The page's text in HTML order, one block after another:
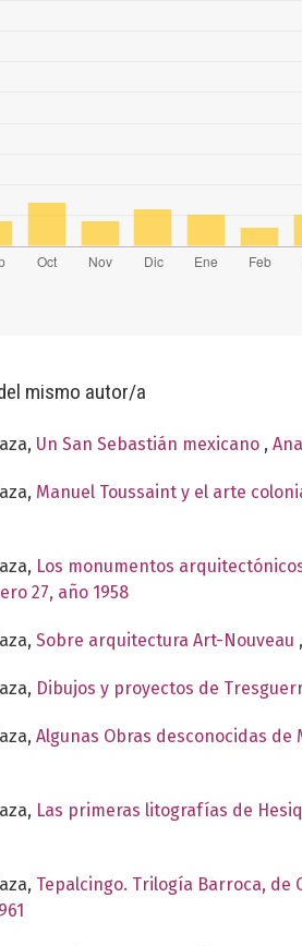
mismo autor/a
Un San Sebastián mexicano ,
Manuel Toussaint y el arte
Los monumentos
27, año 1958
Sobre arquitectura Art-Nouveau ,
Dibujos y proyectos de
Algunas Obras desconocidas de
Las primeras litografías de
Tepalcingo. Trilogía Barroca, de